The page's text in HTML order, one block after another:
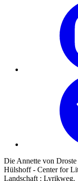
Die Annette von
Hülshoff - Center for
Landschaft : Lyrikweg.